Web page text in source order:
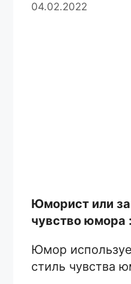
04.02.2022
Юморист или
чувство юмора
Юмор
стиль чувства